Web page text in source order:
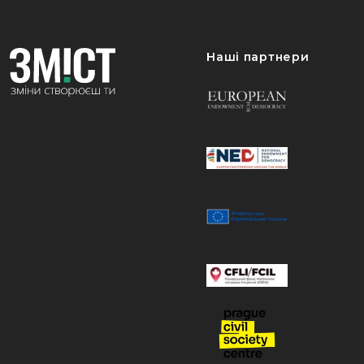
Наші партнери